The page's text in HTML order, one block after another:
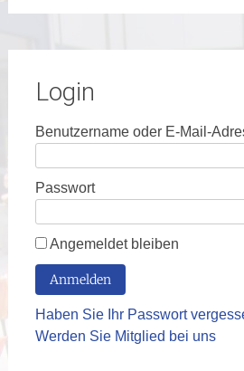
Login
Benutzername oder E-Mail-
Passwort
Angemeldet bleiben
Haben Sie Ihr Passwort
Werden Sie Mitglied bei uns